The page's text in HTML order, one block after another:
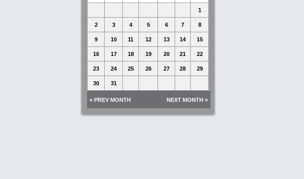
1
2 3 4 5 6 7 8
9 10 11 12 13 14 15
16 17 18 19 20 21 22
23 24 25 26 27 28 29
30 31
« PREV MONTH NEXT MONTH »